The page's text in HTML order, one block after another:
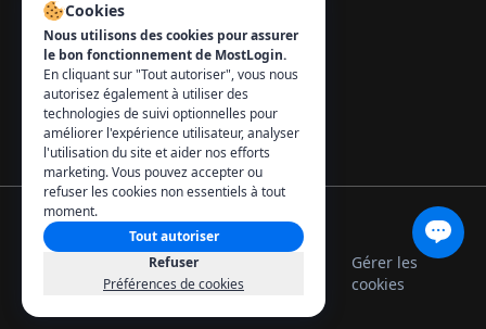
Contact
info@mostlogin.com
© 2026 MostLogin. Tous droits réservés.
confidentialité
Conditions
d'utilisation
Gérer les
cookies
Cookies
Nous utilisons des cookies pour assurer
le bon fonctionnement de MostLogin.
En cliquant sur "Tout autoriser", vous nous
autorisez également à utiliser des
technologies de suivi optionnelles pour
améliorer l'expérience utilisateur, analyser
l'utilisation du site et aider nos efforts
marketing. Vous pouvez accepter ou
refuser les cookies non essentiels à tout
moment.
Tout autoriser
Refuser
Préférences de cookies